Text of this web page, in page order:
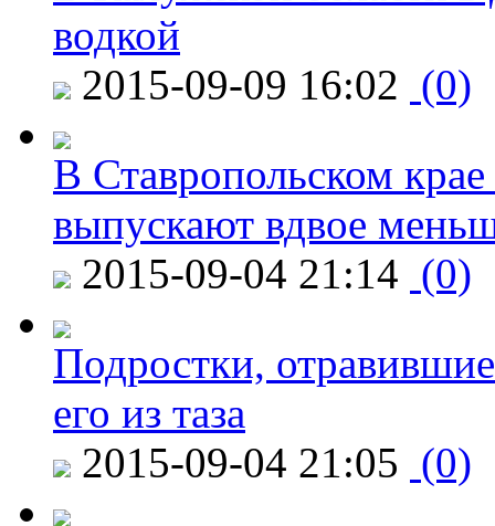
водкой
2015-09-09 16:02 (0)
В Ставропольском
выпускают вдвое
2015-09-04 21:14 (0)
Подростки,
его из таза
2015-09-04 21:05 (0)